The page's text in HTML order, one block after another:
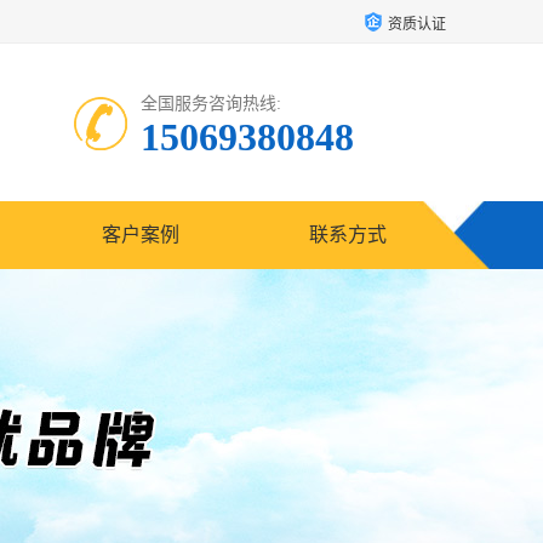
资质认证
全国服务咨询热线:
15069380848
客户案例 联系方式